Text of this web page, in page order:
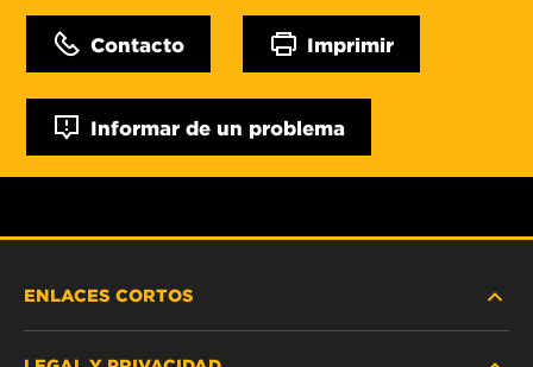
Contacto Imprimir
Informar de un problema
ENLACES CORTOS